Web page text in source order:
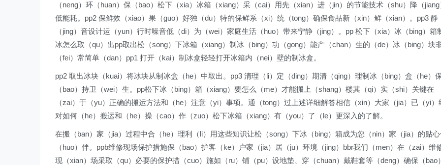
（neng）环（huan）保（bao）松下（xia）冰箱（xiang）采（cai）用先（xian）进（jin）的节能技术（shu）降（jiang
低能耗。pp2 保鲜效（xiao）果（guo）好独（du）特的保鲜系（xi）统（tong）确保食品新（xin）鲜（xian）。pp3 静
（jing）音设计运（yun）行时噪音低（di）为（wei）家庭生活（huo）带来宁静（jing）。pp 松下（xia）冰（bing）箱
冰怎么取（qu）出pp取出松（song）下冰箱（xiang）制冰（bing）功（gong）能产（chan）生的（de）冰（bing）块
（fei）常简单（dan）pp1 打开（kai）制冰盒轻轻打开冰箱内（nei）壁的制冰盒。
pp2 取出冰块（kuai）将冰块从制冰盒（he）中取出。pp3 清理（li）定（ding）期清（qing）理制冰（bing）盒（he）
（bao）持卫（wei）生。pp松下冰（bing）箱（xiang）要怎么（me）才能搬上（shang）楼其（qi）实（shi）关键在
（zai）于（yu）正确的搬运方法和（he）注意（yi）事项。通（tong）过上述详细解答相信（xin）大家（jia）已（yi）
对如何（he）搬运和（he）操（cao）作（zuo）松下冰箱（xiang）有（you）了（le）更深入的了解。
在搬（ban）家（jia）过程中合（he）理利（li）用这些知识让松（song）下冰（bing）箱成为您（nin）家（jia）的贴心
（huo）伴。ppb维修现场保护措施保（bao）护客（ke）户家（jia）居（ju）环境（jing）bbr我们（men）在（zai）维
现（xian）场采取（qu）必要的保护措（cuo）施如（ru）铺（pu）设地垫、穿（chuan）戴鞋套等（deng）确保（bao）